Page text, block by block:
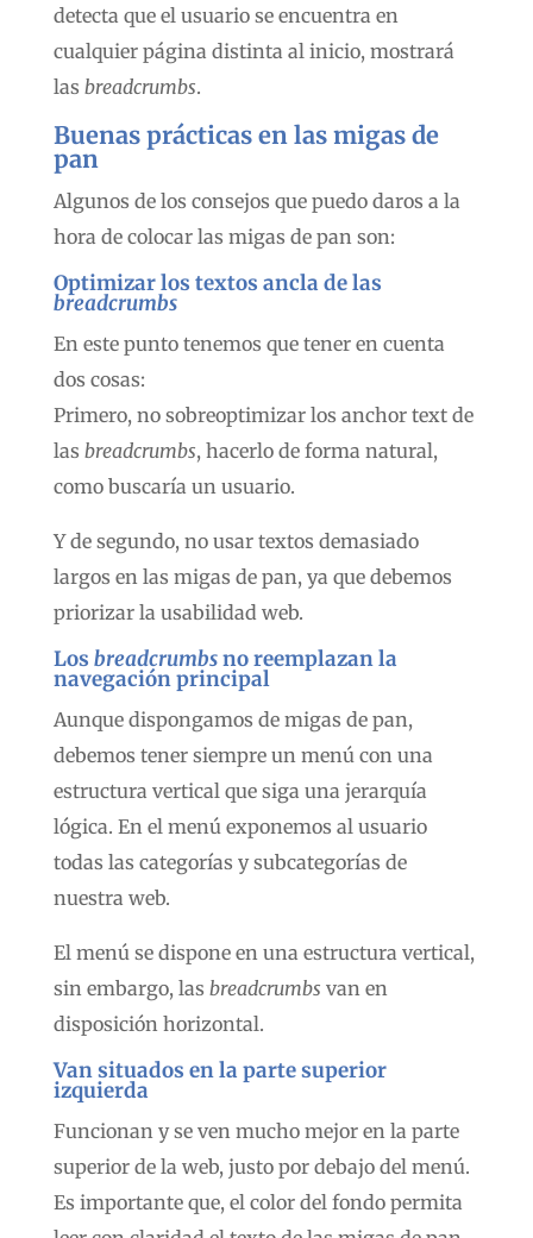
detecta que el usuario se encuentra en
cualquier página distinta al inicio, mostrará
las breadcrumbs.
Buenas prácticas en las migas de
pan
Algunos de los consejos que puedo daros a la
hora de colocar las migas de pan son:
Optimizar los textos ancla de las
breadcrumbs
En este punto tenemos que tener en cuenta
dos cosas:
Primero, no sobreoptimizar los anchor text de
las breadcrumbs, hacerlo de forma natural,
como buscaría un usuario.
Y de segundo, no usar textos demasiado
largos en las migas de pan, ya que debemos
priorizar la usabilidad web.
Los breadcrumbsno reemplazan la
navegación principal
Aunque dispongamos de migas de pan,
debemos tener siempre un menú con una
estructura vertical que siga una jerarquía
lógica. En el menú exponemos al usuario
todas las categorías y subcategorías de
nuestra web.
El menú se dispone en una estructura vertical,
sin embargo, las breadcrumbs van en
disposición horizontal.
Van situados en la parte superior
izquierda
Funcionan y se ven mucho mejor en la parte
superior de la web, justo por debajo del menú.
Es importante que, el color del fondo permita